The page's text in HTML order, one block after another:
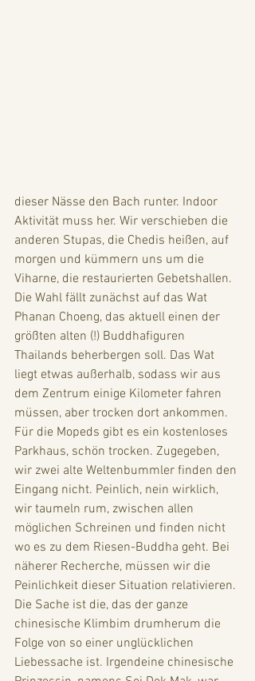
dieser Nässe den Bach runter. Indoor
Aktivität muss her. Wir verschieben die
anderen Stupas, die Chedis heißen, auf
morgen und kümmern uns um die
Viharne, die restaurierten Gebetshallen.
Die Wahl fällt zunächst auf das Wat
Phanan Choeng, das aktuell einen der
größten alten (!) Buddhafiguren
Thailands beherbergen soll. Das Wat
liegt etwas außerhalb, sodass wir aus
dem Zentrum einige Kilometer fahren
müssen, aber trocken dort ankommen.
Für die Mopeds gibt es ein kostenloses
Parkhaus, schön trocken. Zugegeben,
wir zwei alte Weltenbummler finden den
Eingang nicht. Peinlich, nein wirklich,
wir taumeln rum, zwischen allen
möglichen Schreinen und finden nicht
wo es zu dem Riesen-Buddha geht. Bei
näherer Recherche, müssen wir die
Peinlichkeit dieser Situation relativieren.
Die Sache ist die, das der ganze
chinesische Klimbim drumherum die
Folge von so einer unglücklichen
Liebessache ist. Irgendeine chinesische